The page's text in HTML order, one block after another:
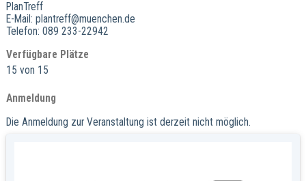
PlanTreff
E-Mail: plantreff@muenchen.de
Telefon: 089 233-22942
Verfügbare Plätze
15 von 15
Anmeldung
Die Anmeldung zur Veranstaltung ist derzeit nicht möglich.